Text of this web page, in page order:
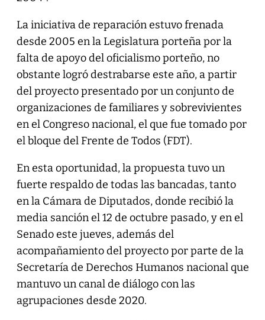
La iniciativa de reparación estuvo frenada
desde 2005 en la Legislatura porteña por la
falta de apoyo del oficialismo porteño, no
obstante logró destrabarse este año, a partir
del proyecto presentado por un conjunto de
organizaciones de familiares y sobrevivientes
en el Congreso nacional, el que fue tomado por
el bloque del Frente de Todos (FDT).
En esta oportunidad, la propuesta tuvo un
fuerte respaldo de todas las bancadas, tanto
en la Cámara de Diputados, donde recibió la
media sanción el 12 de octubre pasado, y en el
Senado este jueves, además del
acompañamiento del proyecto por parte de la
Secretaría de Derechos Humanos nacional que
mantuvo un canal de diálogo con las
agrupaciones desde 2020.